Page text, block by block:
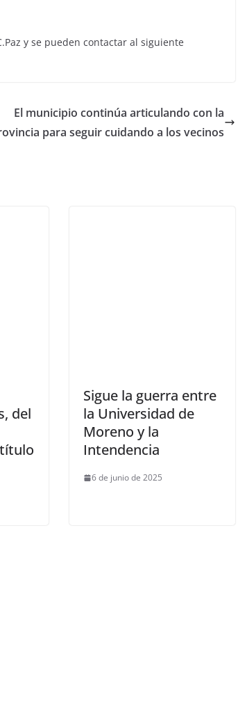
y se pueden contactar al siguiente
El municipio continúa articulando con la
para seguir cuidando a los vecinos
del
Sigue la guerra entre
la Universidad de
Moreno y la
Intendencia
6 de junio de 2025